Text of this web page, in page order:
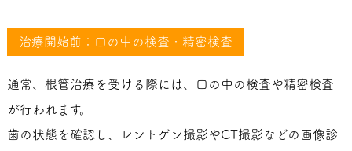
治療開始前：口の中の検査・精密検査
通常、根管治療を受ける際には、口の中の検査や精密検査
が行われます。
歯の状態を確認し、レントゲン撮影やCT撮影などの画像診